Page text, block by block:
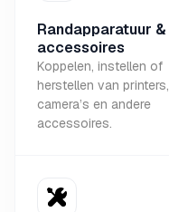
Randapparatuur &
accessoires
Koppelen, instellen of
herstellen van printers,
camera’s en andere
accessoires.